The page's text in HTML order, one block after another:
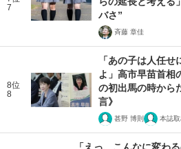
7
バさ”
斉藤 章佳
8位
8
「あの子は人任
よ」高市早苗首相
の初出馬の時から
言》
甚野 博則 本誌